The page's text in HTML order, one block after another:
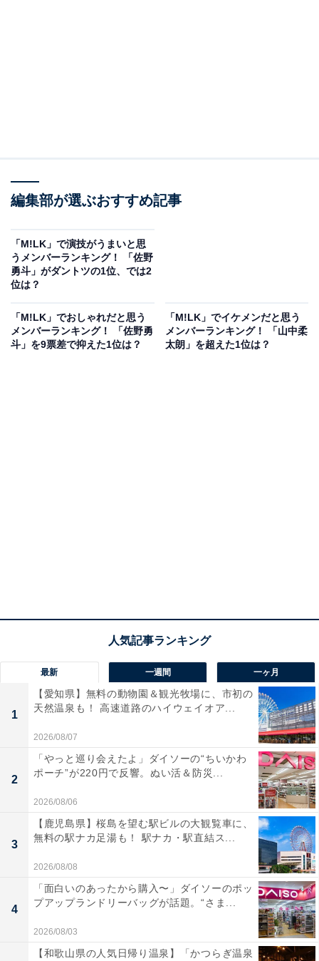
編集部が選ぶおすすめ記事
「M!LK」で演技がうまいと思
うメンバーランキング！ 「佐野
勇斗」がダントツの1位、では2
位は？
「M!LK」でおしゃれだと思う
メンバーランキング！ 「佐野勇
斗」を9票差で抑えた1位は？
「M!LK」でイケメンだと思う
メンバーランキング！ 「山中柔
太朗」を超えた1位は？
最新 一週間 一ヶ月
1
【愛知県】無料の動物園＆観光牧場に、市初の
天然温泉も！ 高速道路のハイウェイオア...
2026/08/07
2
「やっと巡り会えたよ」ダイソーの“ちいかわ
ポーチ”が220円で反響。ぬい活＆防災...
2026/08/06
3
【鹿児島県】桜島を望む駅ビルの大観覧車に、
無料の駅ナカ足湯も！ 駅ナカ・駅直結ス...
2026/08/08
4
「面白いのあったから購入〜」ダイソーのポッ
プアップランドリーバッグが話題。“さま...
2026/08/03
【和歌山県の人気日帰り温泉】「かつらぎ温泉